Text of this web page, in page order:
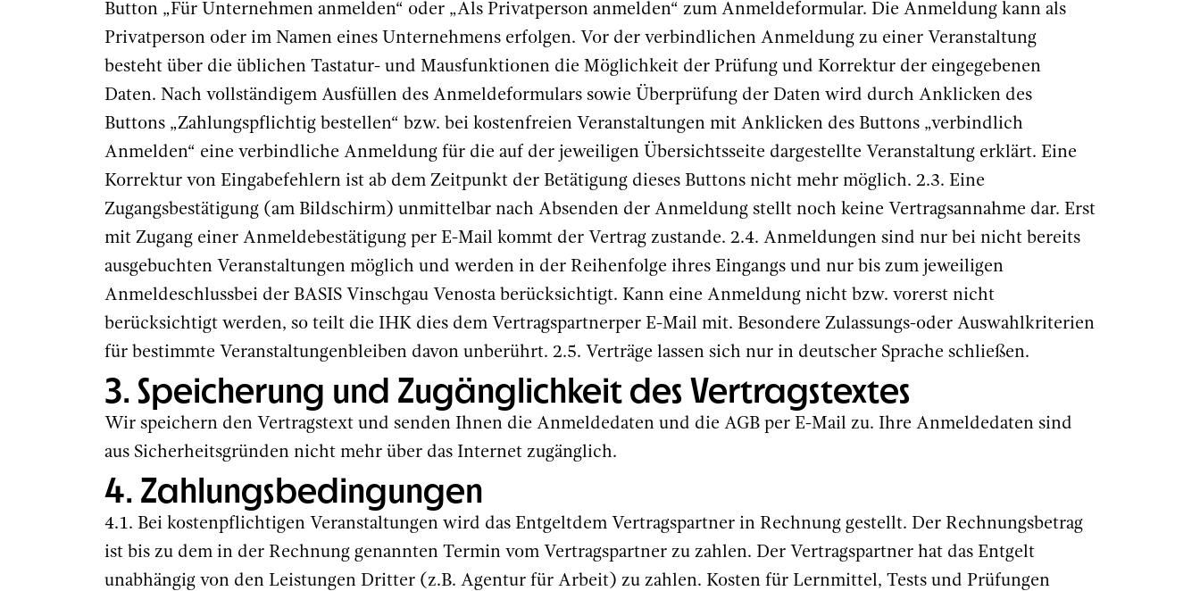
Button „Für Unternehmen anmelden“ oder „Als Privatperson anmelden“ zum Anmeldeformular. Die Anmeldung kann als
Privatperson oder im Namen eines Unternehmens erfolgen. Vor der verbindlichen Anmeldung zu einer Veranstaltung
besteht über die üblichen Tastatur- und Mausfunktionen die Möglichkeit der Prüfung und Korrektur der eingegebenen
Daten. Nach vollständigem Ausfüllen des Anmeldeformulars sowie Überprüfung der Daten wird durch Anklicken des
Buttons „Zahlungspflichtig bestellen“ bzw. bei kostenfreien Veranstaltungen mit Anklicken des Buttons „verbindlich
Anmelden“ eine verbindliche Anmeldung für die auf der jeweiligen Übersichtsseite dargestellte Veranstaltung erklärt. Eine
Korrektur von Eingabefehlern ist ab dem Zeitpunkt der Betätigung dieses Buttons nicht mehr möglich. 2.3. Eine
Zugangsbestätigung (am Bildschirm) unmittelbar nach Absenden der Anmeldung stellt noch keine Vertragsannahme dar. Erst
mit Zugang einer Anmeldebestätigung per E-Mail kommt der Vertrag zustande. 2.4. Anmeldungen sind nur bei nicht bereits
ausgebuchten Veranstaltungen möglich und werden in der Reihenfolge ihres Eingangs und nur bis zum jeweiligen
Anmeldeschlussbei der BASIS Vinschgau Venosta berücksichtigt. Kann eine Anmeldung nicht bzw. vorerst nicht
berücksichtigt werden, so teilt die IHK dies dem Vertragspartnerper E-Mail mit. Besondere Zulassungs-oder Auswahlkriterien
für bestimmte Veranstaltungenbleiben davon unberührt. 2.5. Verträge lassen sich nur in deutscher Sprache schließen.
3. Speicherung und Zugänglichkeit des Vertragstextes
Wir speichern den Vertragstext und senden Ihnen die Anmeldedaten und die AGB per E-Mail zu. Ihre Anmeldedaten sind
aus Sicherheitsgründen nicht mehr über das Internet zugänglich.
4. Zahlungsbedingungen
4.1. Bei kostenpflichtigen Veranstaltungen wird das Entgeltdem Vertragspartner in Rechnung gestellt. Der Rechnungsbetrag
ist bis zu dem in der Rechnung genannten Termin vom Vertragspartner zu zahlen. Der Vertragspartner hat das Entgelt
unabhängig von den Leistungen Dritter (z.B. Agentur für Arbeit) zu zahlen. Kosten für Lernmittel, Tests und Prüfungen